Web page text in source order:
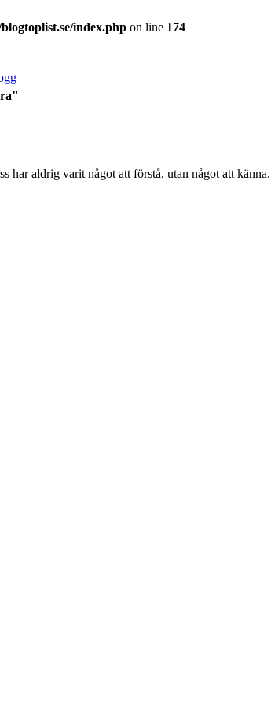
index.php on line 174
har aldrig varit något att förstå, utan något att